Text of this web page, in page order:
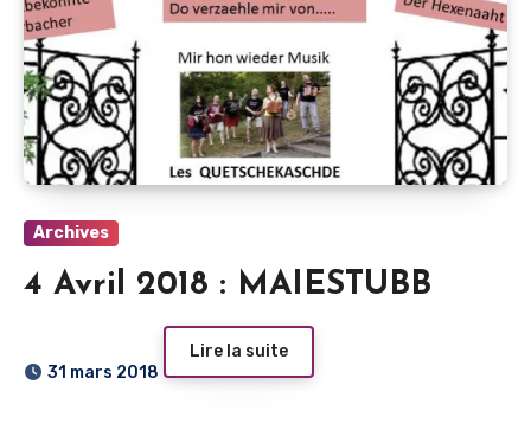
Archives
4 Avril 2018 : MAIESTUBB
31 mars 2018
Lire la suite